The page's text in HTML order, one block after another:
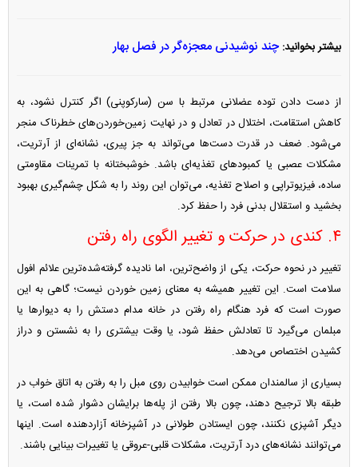
بیشتر بخوانید: چند نوشیدنی معجزه‌گر در فصل بهار
از دست دادن توده عضلانی مرتبط با سن (سارکوپنی) اگر کنترل نشود، به
کاهش استقامت، اختلال در تعادل و در نهایت زمین‌خوردن‌های خطرناک منجر
می‌شود. ضعف در قدرت دست‌ها می‌تواند به جز پیری، نشانه‌ای از آرتریت،
مشکلات عصبی یا کمبود‌های تغذیه‌ای باشد. خوشبختانه با تمرینات مقاومتی
ساده، فیزیوتراپی و اصلاح تغذیه، می‌توان این روند را به شکل چشم‌گیری بهبود
بخشید و استقلال بدنی فرد را حفظ کرد.
۴. کندی در حرکت و تغییر الگوی راه رفتن
تغییر در نحوه حرکت، یکی از واضح‌ترین، اما نادیده گرفته‌شده‌ترین علائم افول
سلامت است. این تغییر همیشه به معنای زمین خوردن نیست؛ گاهی به این
صورت است که فرد هنگام راه رفتن در خانه مدام دستش را به دیوار‌ها یا
مبلمان می‌گیرد تا تعادلش حفظ شود، یا وقت بیشتری را به نشستن و دراز
کشیدن اختصاص می‌دهد.
بسیاری از سالمندان ممکن است خوابیدن روی مبل را به رفتن به اتاق خواب در
طبقه بالا ترجیح دهند، چون بالا رفتن از پله‌ها برایشان دشوار شده است، یا
دیگر آشپزی نکنند، چون ایستادن طولانی در آشپزخانه آزاردهنده است. اینها
می‌توانند نشانه‌های درد آرتریت، مشکلات قلبی-عروقی یا تغییرات بینایی باشند.